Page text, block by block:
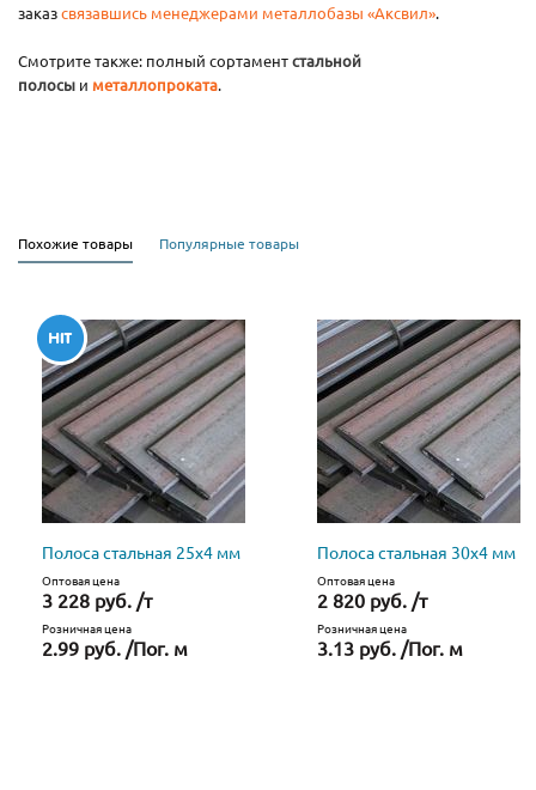
заказсвязавшись менеджерами металлобазы «Аксвил».
Смотрите также: полный сортаментстальной
полосы и металлопроката.
Похожие товары Популярные товары
Полоса стальная 25х4 мм
Оптовая цена
3 228 руб. /т
Розничная цена
2.99 руб. /Пог. м
Полоса стальная 30х4 мм
Оптовая цена
2 820 руб. /т
Розничная цена
3.13 руб. /Пог. м